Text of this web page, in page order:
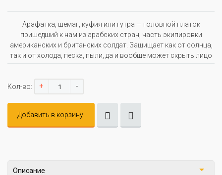
Арафатка, шемаг, куфия или гутра — головной платок
пришедший к нам из арабских стран, часть экипировки
американских и британских солдат. Защищает как от солнца,
так и от холода, песка, пыли, да и вообще может скрыть лицо
Кол-во: + -
Добавить в корзину
Описание